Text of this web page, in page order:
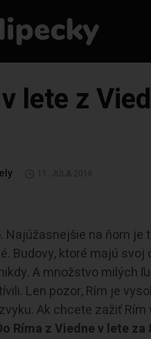
lete z
11. JÚLA 2016
Najúžasnejšie na ňom
Budovy, ktoré majú
A množstvo milých
Len pozor, Rím je
Ak chcete zažiť
Ríma z Viedne v lete